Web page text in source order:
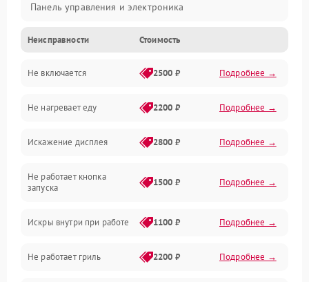
Панель управления и электроника
Дверца и корпус
Механика и внутренние элементы
Механические повреждения
Питание и запуск
Нагрев и приготовление
Программное обеспечение
Неисправности Стоимость
Не включается 2500 ₽ Подробнее →
Не нагревает еду 2200 ₽ Подробнее →
Искажение дисплея 2800 ₽ Подробнее →
Не работает кнопка
запуска
1500 ₽ Подробнее →
Искры внутри при работе 1100 ₽ Подробнее →
Не работает гриль 2200 ₽ Подробнее →